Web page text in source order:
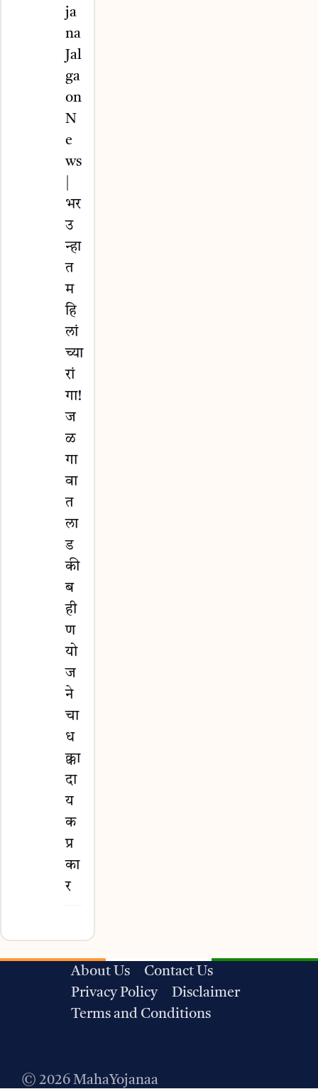
ja
na
Jal
ga
on
N
e
ws
भर
उ
न्हा
त
म
हि
लां
च्या
रां
गा!
ज
ळ
गा
वा
त
ला
ड
की
ब
ही
ण
यो
ज
ने
चा
ध
क्का
दा
य
क
प्र
का
र
About Us
Contact Us
Privacy Policy
Disclaimer
Terms and Conditions
© 2026 MahaYojanaa